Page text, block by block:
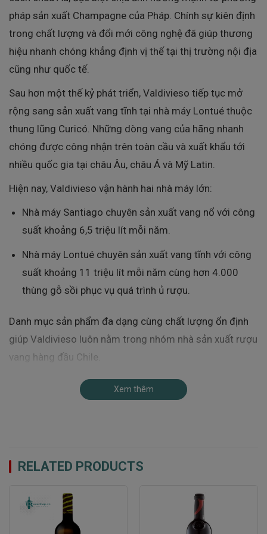
pháp sản xuất Champagne của Pháp. Chính sự kiên định
trong chất lượng và đổi mới công nghệ đã giúp thương
hiệu nhanh chóng khẳng định vị thế tại thị trường nội địa
cũng như quốc tế.
Sau hơn một thế kỷ phát triển, Valdivieso tiếp tục mở
rộng sang sản xuất vang tĩnh tại nhà máy Lontué thuộc
thung lũng Curicó. Những dòng vang của hãng nhanh
chóng được công nhận trên toàn cầu và xuất khẩu tới
nhiều quốc gia tại châu Âu, châu Á và Mỹ Latin.
Hiện nay, Valdivieso vận hành hai nhà máy lớn:
Nhà máy Santiago chuyên sản xuất vang nổ với công
suất khoảng 6,5 triệu lít mỗi năm.
Nhà máy Lontué chuyên sản xuất vang tĩnh với công
suất khoảng 11 triệu lít mỗi năm cùng hơn 4.000
thùng gỗ sồi phục vụ quá trình ủ rượu.
Danh mục sản phẩm đa dạng cùng chất lượng ổn định
giúp Valdivieso luôn nằm trong nhóm nhà sản xuất rượu
vang hàng đầu Chile.
Xuất Xứ Của Rượu Vang Valdivieso Sparkling
Những trái nho làm nên chai vang này được tuyển chọn
từ các vùng trồng nho khí hậu lạnh nổi tiếng như:
Casablanca Valley
Xem thêm
RELATED PRODUCTS